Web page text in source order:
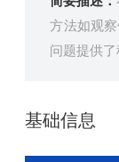
方法如观
问题提供了
基础信息